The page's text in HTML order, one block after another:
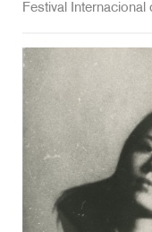
Festival Internacional